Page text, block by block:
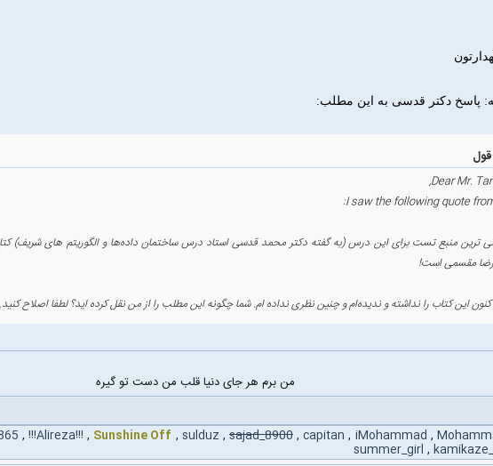
پاسخ دکتر قدسی به این مطلب:
Dear Mr.
I saw the following quote
ترین منبع تست برای این درس (به گفته دکتر محمد قدسی استاد درس ساختمان داده‌ها و الگوریتم های شریف)
مقسمی است!
این کتاب را نداشته و ندیده‌ام و چنین نظری نداده ام. شما چگونه این مطلب را از من نقل کرده اید؟ لطفا اصلاح کنید.
من برم هر جای دنیا قلب من دست تو گیره
,
iMohammad
,
capitan
,
sajad_8900
,
sulduz
,
Sunshine Off
,
!!!Alireza!!!
,
,
summer_girl